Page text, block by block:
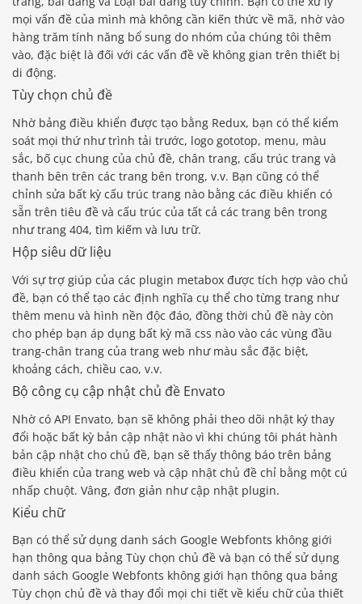
mọi vấn đề của mình mà không cần kiến ​​thức về mã, nhờ vào
hàng trăm tính năng bổ sung do nhóm của chúng tôi thêm
vào, đặc biệt là đối với các vấn đề về không gian trên thiết bị
di động.
Tùy chọn chủ đề
Nhờ bảng điều khiển được tạo bằng Redux, bạn có thể kiểm
soát mọi thứ như trình tải trước, logo gototop, menu, màu
sắc, bố cục chung của chủ đề, chân trang, cấu trúc trang và
thanh bên trên các trang bên trong, v.v. Bạn cũng có thể
chỉnh sửa bất kỳ cấu trúc trang nào bằng các điều khiển có
sẵn trên tiêu đề và cấu trúc của tất cả các trang bên trong
như trang 404, tìm kiếm và lưu trữ.
Hộp siêu dữ liệu
Với sự trợ giúp của các plugin metabox được tích hợp vào chủ
đề, bạn có thể tạo các định nghĩa cụ thể cho từng trang như
thêm menu và hình nền độc đáo, đồng thời chủ đề này còn
cho phép bạn áp dụng bất kỳ mã css nào vào các vùng đầu
trang-chân trang của trang web như màu sắc đặc biệt,
khoảng cách, chiều cao, v.v.
Bộ công cụ cập nhật chủ đề Envato
Nhờ có API Envato, bạn sẽ không phải theo dõi nhật ký thay
đổi hoặc bất kỳ bản cập nhật nào vì khi chúng tôi phát hành
bản cập nhật cho chủ đề, bạn sẽ thấy thông báo trên bảng
điều khiển của trang web và cập nhật chủ đề chỉ bằng một cú
nhấp chuột. Vâng, đơn giản như cập nhật plugin.
Kiểu chữ
Bạn có thể sử dụng danh sách Google Webfonts không giới
hạn thông qua bảng Tùy chọn chủ đề và bạn có thể sử dụng
danh sách Google Webfonts không giới hạn thông qua bảng
Tùy chọn chủ đề và thay đổi mọi chi tiết về kiểu chữ của thiết